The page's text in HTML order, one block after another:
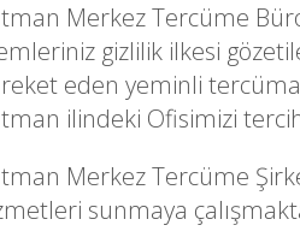
Merkez Tercüme
gizlilik ilkesi
eden yeminli
ilindeki Ofisimizi
Merkez Tercüme
sunmaya